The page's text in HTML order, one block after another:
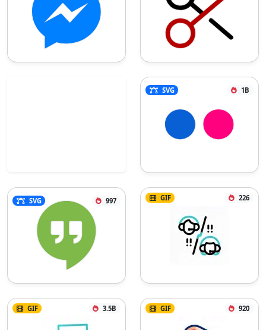
SVG 1B
SVG 997 GIF 226
GIF 3.5B GIF 920